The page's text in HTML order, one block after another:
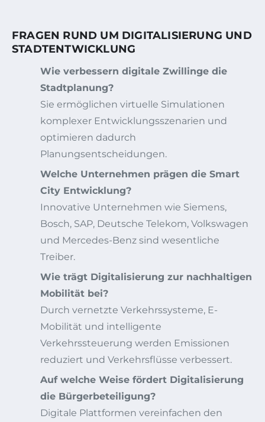
FRAGEN RUND UM DIGITALISIERUNG UND
STADTENTWICKLUNG
Wie verbessern digitale Zwillinge die
Stadtplanung?
Sie ermöglichen virtuelle Simulationen
komplexer Entwicklungsszenarien und
optimieren dadurch
Planungsentscheidungen.
Welche Unternehmen prägen die Smart
City Entwicklung?
Innovative Unternehmen wie Siemens,
Bosch, SAP, Deutsche Telekom, Volkswagen
und Mercedes-Benz sind wesentliche
Treiber.
Wie trägt Digitalisierung zur nachhaltigen
Mobilität bei?
Durch vernetzte Verkehrssysteme, E-
Mobilität und intelligente
Verkehrssteuerung werden Emissionen
reduziert und Verkehrsflüsse verbessert.
Auf welche Weise fördert Digitalisierung
die Bürgerbeteiligung?
Digitale Plattformen vereinfachen den